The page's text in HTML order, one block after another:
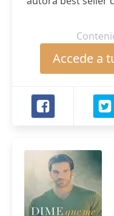
Accede a